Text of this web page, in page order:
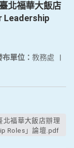
北福華大飯店
Leadership
布單位： 教務處 |
Roles」論壇.pdf